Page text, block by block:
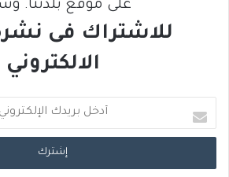
على موقع بلدتنا.
للاشتراك فى
الالكتروني
د
خ